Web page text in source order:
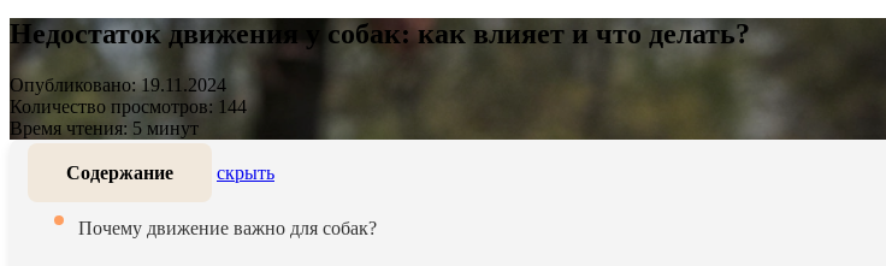
Недостаток движения у собак: как влияет и что делать?
Опубликовано: 19.11.2024
Количество просмотров: 144
Время чтения: 5 минут
Содержание скрыть
Почему движение важно для собак?